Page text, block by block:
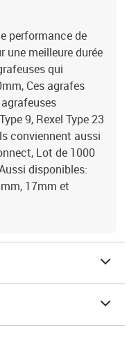
performance de
une meilleure durée
qui
Ces agrafes
9, Rexel Type 23
conviennent aussi
Lot de 1000
disponibles:
17mm et